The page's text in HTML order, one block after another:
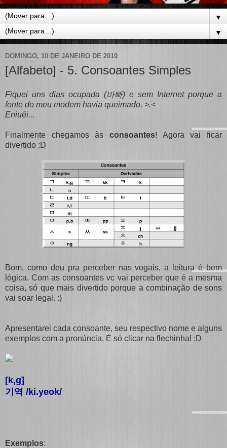
▼
▼
DOMINGO, 10 DE JANEIRO DE 2010
[Alfabeto] - 5. Consoantes Simples
Fiquei uns dias ocupada (바빠) e sem Internet porque a
fonte do meu modem havia queimado. >.<
Eniuêi...
Finalmente chegamos às consoantes! Agora vai ficar
divertido :D
Bom, como deu pra perceber nas vogais, a leitura é bem
lógica. Com as consoantes vc vai perceber que é a mesma
coisa, só que mais divertido porque a combinação de sons
vai soar legal. :)
Apresentarei cada consoante, seu respectivo nome e alguns
exemplos com a pronúncia. É só clicar na flechinha! :D
[k,g]
기역 /ki.yeok/
Exemplos: